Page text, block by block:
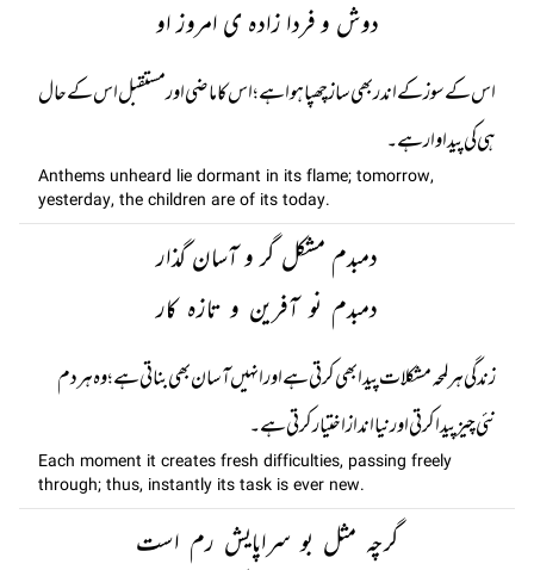
دوش و فردا زادہ ی امروز او
اس کے سوز کے اندر بھی ساز چھپا ہوا ہے؛ اس کا ماضی اور مستقبل اس کے حال
ہی کی پیداوار ہے۔
Anthems unheard lie dormant in its flame; tomorrow,
yesterday, the children are of its today.
دمبدم مشکل گر و آسان گذار
دمبدم نو آفرین و تازہ کار
زندگی ہر لمحہ مشکلات پیدا بھی کرتی ہے اور انہیں آسان بھی بناتی ہے ؛ وہ ہر دم
نئی چیز پیدا کرتی اور نیا انداز اختیار کرتی ہے۔
Each moment it creates fresh difficulties, passing freely
through; thus, instantly its task is ever new.
گرچہ مثل بو سراپایش رم است